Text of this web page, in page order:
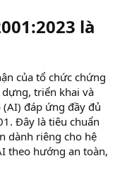
là
của tổ chức chứng
triển khai và
đáp ứng đầy đủ
Đây là tiêu chuẩn
dành riêng cho hệ
theo hướng an toàn,